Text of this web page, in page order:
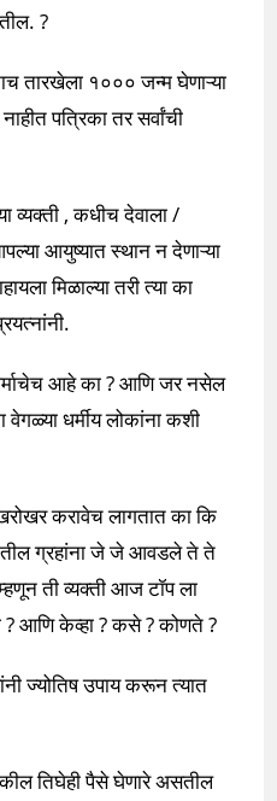
?
तारखेला १००० जन्म घेणाऱ्या
पत्रिका तर सर्वांची
व्यक्ती , कधीच देवाला /
आयुष्यात स्थान न देणाऱ्या
मिळाल्या तरी त्या का
आहे का ? आणि जर नसेल
वेगळ्या धर्मीय लोकांना कशी
करावेच लागतात का कि
ग्रहांना जे जे आवडले ते ते
ती व्यक्ती आज टॉप ला
आणि केव्हा ? कसे ? कोणते ?
ज्योतिष उपाय करून त्यात
तिघेही पैसे घेणारे असतील